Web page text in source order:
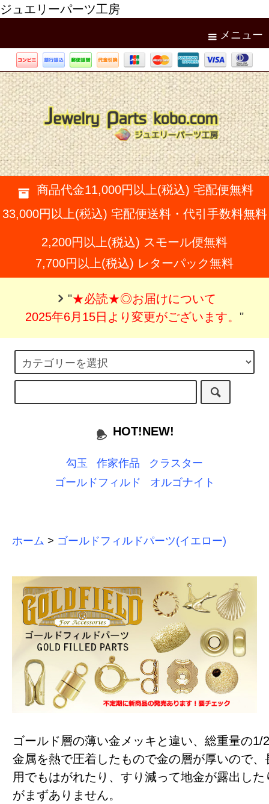
ジュエリーパーツ工房
メニュー
商品代金11,000円以上(税込) 宅配便無料
33,000円以上(税込) 宅配便送料・代引手数料無料
2,200円以上(税込) スモール便無料
7,700円以上(税込) レターパック無料
"★必読★◎お届けについて
2025年6月15日より変更がございます。 "
HOT!NEW!
勾玉 作家作品
クラスター
ゴールドフィルド
オルゴナイト
ホーム > ゴールドフィルドパーツ(イエロー)
ゴールド層の薄い金メッキと違い、総重量の1/
金属を熱で圧着したもので金の層が厚いので、
用でもはがれたり、すり減って地金が露出した
がまずありません。